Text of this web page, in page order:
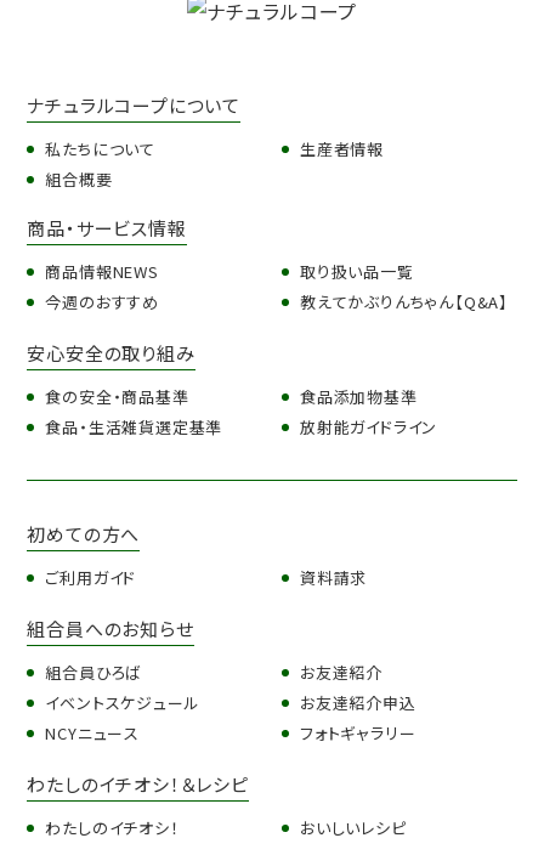
ナチュラルコープについて
私たちについて
組合概要
生産者情報
商品・サービス情報
商品情報NEWS
今週のおすすめ
取り扱い品一覧
教えてかぶりんちゃん【Q&A】
安心安全の取り組み
食の安全・商品基準
食品・生活雑貨選定基準
食品添加物基準
放射能ガイドライン
初めての方へ
ご利用ガイド 資料請求
組合員へのお知らせ
組合員ひろば
イベントスケジュール
NCYニュース
お友達紹介
お友達紹介申込
フォトギャラリー
わたしのイチオシ！＆レシピ
わたしのイチオシ！ おいしいレシピ